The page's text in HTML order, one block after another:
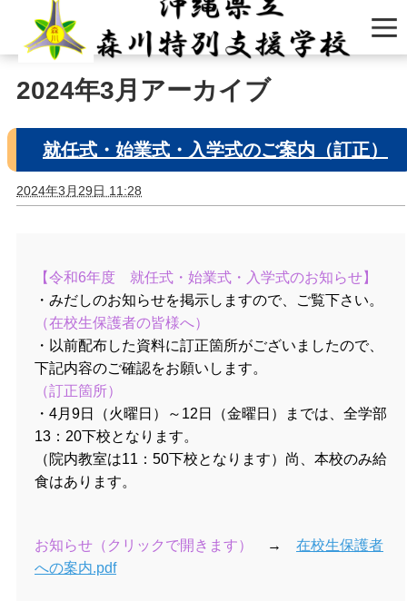
2024年3月アーカイブ
就任式・始業式・入学式のご案内（訂正）
2024年3月29日 11:28
【令和6年度 就任式・始業式・入学式のお知らせ】
・みだしのお知らせを掲示しますので、ご覧下さい。
（在校生保護者の皆様へ）
・以前配布した資料に訂正箇所がございましたので、
下記内容のご確認をお願いします。
（訂正箇所）
・4月9日（火曜日）～12日（金曜日）までは、全学部
13：20下校となります。
（院内教室は11：50下校となります）尚、本校のみ給
食はあります。
お知らせ（クリックで開きます） → 在校生保護者
への案内.pdf